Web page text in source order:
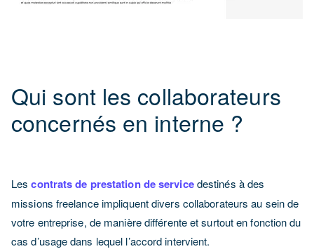
Qui sont les collaborateurs
concernés en interne ?
Lescontrats de prestation de servicedestinés à des
missions freelance impliquent divers collaborateurs au sein de
votre entreprise, de manière différente et surtout en fonction du
cas d’usage dans lequel l’accord intervient.